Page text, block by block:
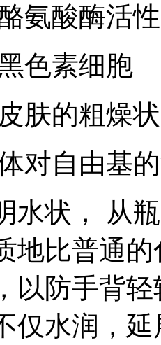
氨酸酶活
色素细胞
肤的粗燥
对自由基
水状， 从
地比普通
以防手背
仅水润，